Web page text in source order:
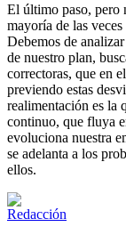
El último paso, pero
mayoría de las
Debemos de
de nuestro plan,
correctoras, que en
previendo estas
realimentación es la
continuo, que fluya
evoluciona nuestra
se adelanta a los
ellos.